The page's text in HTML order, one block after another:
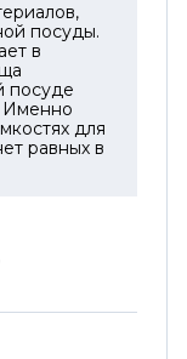
посуды.
в
посуде
Именно
для
равных в